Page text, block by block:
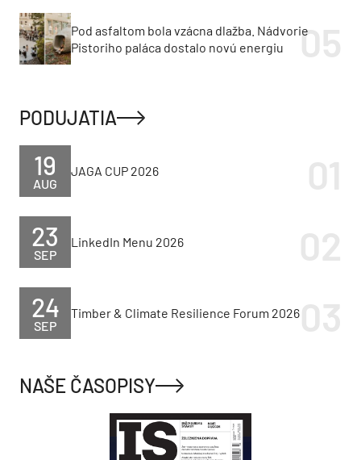
Pod asfaltom bola vzácna dlažba. Nádvorie
Pistoriho paláca dostalo novú energiu
PODUJATIA
AUG
19 JAGA CUP 2026
SEP
23 LinkedIn Menu 2026
SEP
24 Timber & Climate Resilience Forum 2026
NAŠE ČASOPISY